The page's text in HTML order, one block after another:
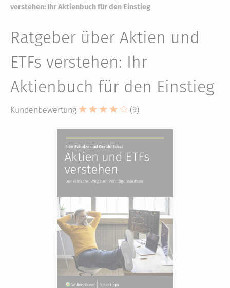
verstehen: Ihr Aktienbuch für den Einstieg
Ratgeber über Aktien und
ETFs verstehen: Ihr
Aktienbuch für den Einstieg
Kundenbewertung (9)